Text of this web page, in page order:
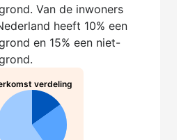
Van de inwoners
heeft 10% een
en 15% een niet-
verdeling